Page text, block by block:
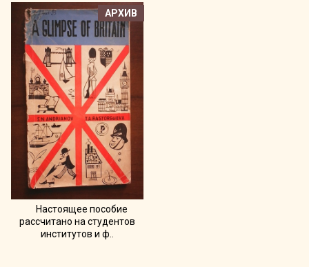
АРХИВ
Настоящее пособие
рассчитано на студентов
институтов и ф..